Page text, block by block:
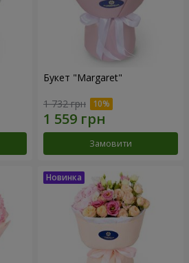
Букет "Margaret"
1 732 грн
Замовити